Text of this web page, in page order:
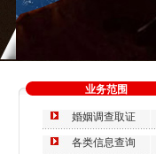
业务范围
婚姻调查取证
各类信息查询